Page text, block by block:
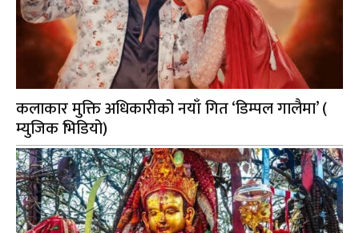
कलाकार मुक्ति अधिकारीको नयाँ गित ‘डिम्पल गालैमा’ (
म्युजिक भिडियो)